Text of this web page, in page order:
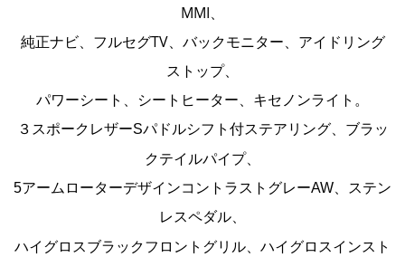
MMI、
純正ナビ、フルセグTV、 バックモニター、 アイドリング
ストップ、
パワーシート、シートヒーター、 キセノンライト。
３スポークレザーSパドルシフト付ステアリング、 ブラッ
クテイルパイプ、
5アームローターデザインコントラストグレーAW、ステン
レスペダル、
ハイグロスブラックフロントグリル、
ハイグロスインスト